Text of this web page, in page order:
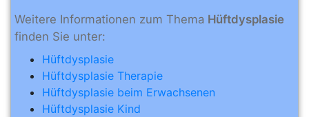
Weitere Informationen zum Thema Hüftdysplasie
finden Sie unter:
Hüftdysplasie
Hüftdysplasie Therapie
Hüftdysplasie beim Erwachsenen
Hüftdysplasie Kind